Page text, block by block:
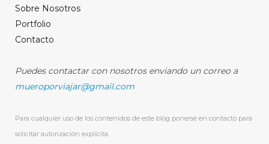
Sobre Nosotros
Portfolio
Contacto
Puedes contactar con nosotros enviando un correo a
mueroporviajar@gmail.com
Para cualquier uso de los contenidos de este blog ponerse en contacto para
solicitar autorización explícita.